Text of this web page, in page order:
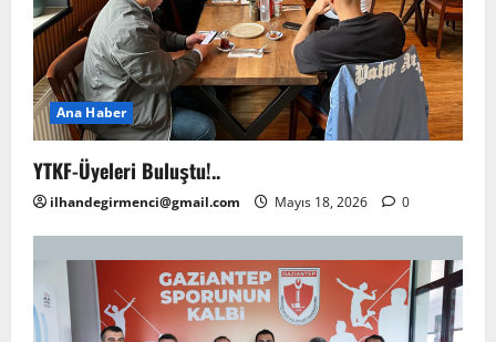
Ana Haber
YTKF-Üyeleri Buluştu!..
ilhandegirmenci@gmail.com Mayıs 18, 2026 0